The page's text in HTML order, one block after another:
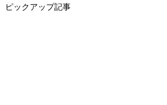
ピックアップ記事